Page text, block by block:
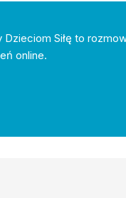
Dzieciom Siłę to
online.